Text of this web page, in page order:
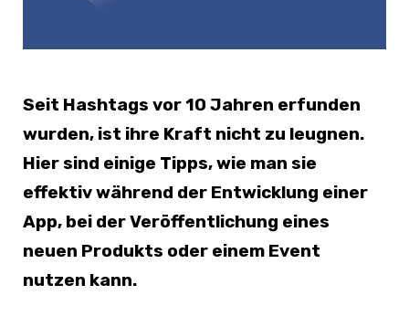
Seit Hashtags vor 10 Jahren erfunden
wurden, ist ihre Kraft nicht zu leugnen.
Hier sind einige Tipps, wie man sie
effektiv während der Entwicklung einer
App, bei der Veröffentlichung eines
neuen Produkts oder einem Event
nutzen kann.